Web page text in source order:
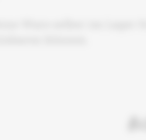
Ware selber im Lager
können.